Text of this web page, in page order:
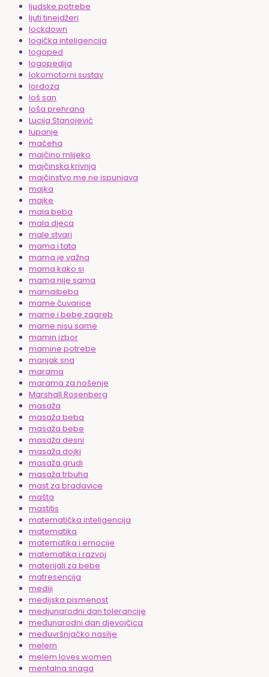
ljudske potrebe
ljuti tinejdžeri
lockdown
logička inteligencija
logoped
logopedija
lokomotorni sustav
lordoza
loš san
loša prehrana
Lucija Stanojević
lupanje
maćeha
majčino mlijeko
majčinska krivnja
majčinstvo me ne ispunjava
majka
majke
mala beba
mala djeca
male stvari
mama i tata
mama je važna
mama kako si
mama nije sama
mamaibeba
mame čuvarice
mame i bebe zagreb
mame nisu same
mamin izbor
mamine potrebe
manjak sna
marama
marama za nošenje
Marshall Rosenberg
masaža
masaža beba
masaža bebe
masaža desni
masaža dojki
masaža grudi
masaža trbuha
mast za bradavice
mašta
mastitis
matematička inteligencija
matematika
matematika i emocije
matematika i razvoj
materijali za bebe
matresencija
mediji
medijska pismenost
medjunarodni dan tolerancije
međunarodni dan djevojčica
međuvršnjačko nasilje
melem
melem loves women
mentalna snaga